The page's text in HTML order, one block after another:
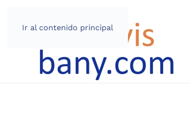
Ir al contenido principal